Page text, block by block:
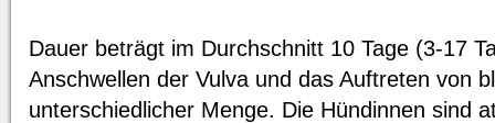
Dauer beträgt im Durchschnitt 10 Tage (3-17
Anschwellen der Vulva und das Auftreten von
unterschiedlicher Menge. Die Hündinnen sind